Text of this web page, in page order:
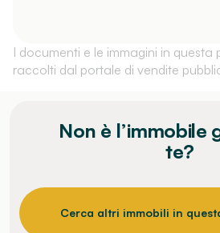
I documenti e le immagini in questa
raccolti dal portale di vendite
Non è l’immobile
te?
Cerca altri immobili in